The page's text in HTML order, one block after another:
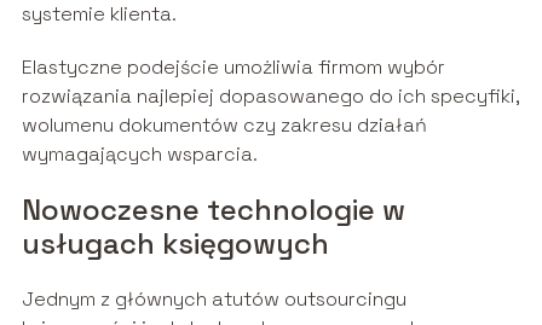
systemie klienta.
Elastyczne podejście umożliwia firmom wybór
rozwiązania najlepiej dopasowanego do ich specyfiki,
wolumenu dokumentów czy zakresu działań
wymagających wsparcia.
Nowoczesne technologie w
usługach księgowych
Jednym z głównych atutów outsourcingu